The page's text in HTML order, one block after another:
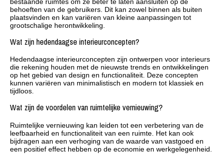
behoeften van de gebruikers. Dit kan zowel binnen als buiten
plaatsvinden en kan variëren van kleine aanpassingen tot
grootschalige herontwikkeling.
Wat zijn hedendaagse interieurconcepten?
Hedendaagse interieurconcepten zijn ontwerpen voor interieurs
die rekening houden met de nieuwste trends en ontwikkelingen
op het gebied van design en functionaliteit. Deze concepten
kunnen variëren van minimalistisch en modern tot klassiek en
tijdloos.
Wat zijn de voordelen van ruimtelijke vernieuwing?
Ruimtelijke vernieuwing kan leiden tot een verbetering van de
leefbaarheid en functionaliteit van een ruimte. Het kan ook
bijdragen aan een verhoging van de waarde van vastgoed en
een positief effect hebben op de economie en werkgelegenheid.